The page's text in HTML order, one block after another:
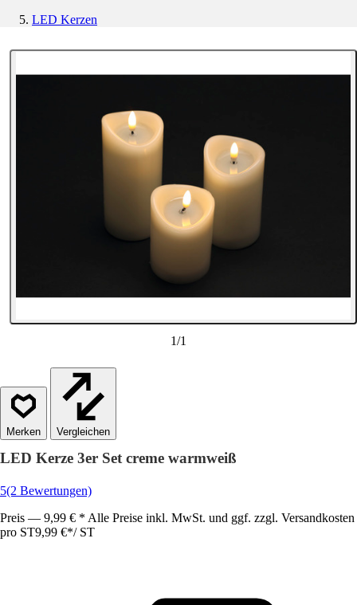
LED Kerzen
1/1
Vergleichen
LED Kerze 3er Set creme warmweiß
5(2 Bewertungen)
Preis — 9,99 € * Alle Preise inkl. MwSt. und ggf. zzgl. Versandkosten
pro ST9,99 €*/ ST